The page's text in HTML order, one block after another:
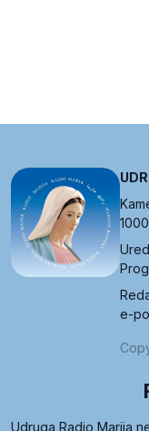
e-
Udruga Radio Marija